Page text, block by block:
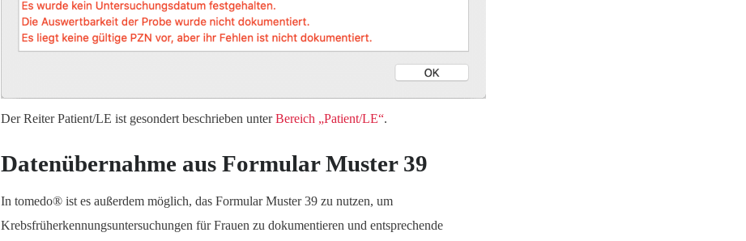
Der Reiter Patient/LE ist gesondert beschrieben unterBereich „Patient/LE“.
Datenübernahme aus Formular Muster 39
In tomedo® ist es außerdem möglich, das Formular Muster 39 zu nutzen, um
Krebsfrüherkennungsuntersuchungen für Frauen zu dokumentieren und entsprechende